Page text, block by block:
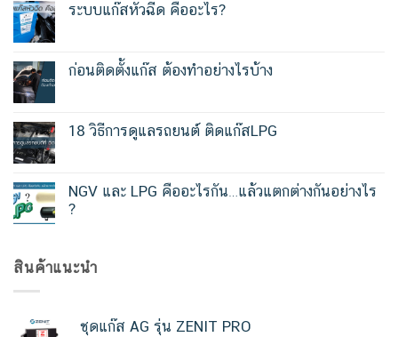
ระบบแก๊สหัวฉีด คืออะไร?
ก่อนติดตั้งแก๊ส ต้องทำอย่างไรบ้าง
18 วิธีการดูแลรถยนต์ ติดแก๊สLPG
NGV และ LPG คืออะไรกัน…แล้วแตกต่างกันอย่างไร
?
สินค้าแนะนำ
ชุดแก๊ส AG รุ่น ZENIT PRO